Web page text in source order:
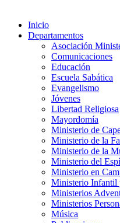
Inicio
Departamentos
Asociación
Comunicaciones
Educación
Escuela Sabática
Evangelismo
Jóvenes
Libertad Religiosa
Mayordomía
Ministerio de
Ministerio de la
Ministerio de la
Ministerio del
Ministerio en
Ministerio Infantil
Ministerios
Ministerios
Música